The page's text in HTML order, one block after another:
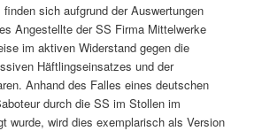
sich aufgrund der Auswertungen
Angestellte der SS Firma Mittelwerke
im aktiven Widerstand gegen die
Häftlingseinsatzes und der
Anhand des Falles eines deutschen
durch die SS im Stollen im
wurde, wird dies exemplarisch als Version